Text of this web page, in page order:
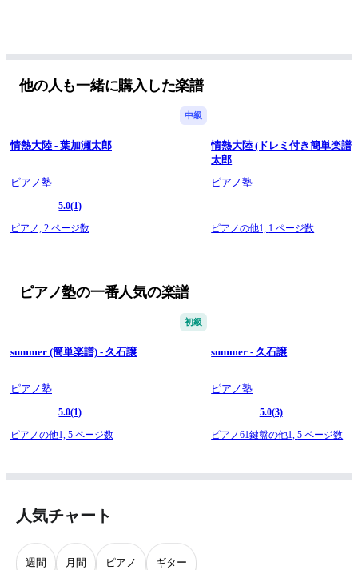
他の人も一緒に購入した楽譜
中級
情熱大陸 - 葉加瀬太郎
ピアノ塾
5.0(1)
ピアノ, 2 ページ数
情熱大陸 (ドレミ付き簡単楽譜)
太郎
ピアノ塾
ピアノの他1, 1 ページ数
ピアノ塾の一番人気の楽譜
初級
summer (簡単楽譜) - 久石譲
ピアノ塾
5.0(1)
ピアノの他1, 5 ページ数
summer - 久石譲
ピアノ塾
5.0(3)
ピアノ61鍵盤の他1,5 ページ数
人気チャート
週間 月間 ピアノ ギター